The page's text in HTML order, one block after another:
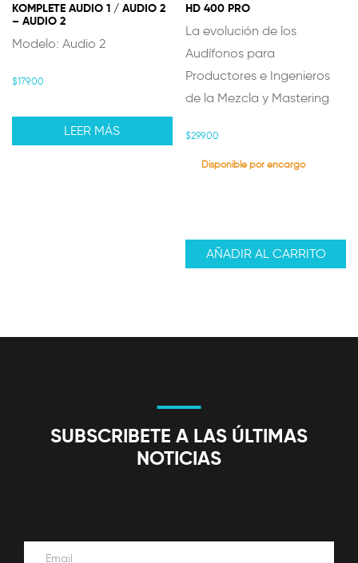
KOMPLETE AUDIO 1 / AUDIO 2
– AUDIO 2
Modelo: Audio 2
$179.00
LEER MÁS
HD 400 PRO
La evolución de los
Audífonos para
Productores e Ingenieros
de la Mezcla y Mastering
$299.00
Disponible por encargo
AÑADIR AL CARRITO
SUBSCRIBETE A LAS ÚLTIMAS
NOTICIAS